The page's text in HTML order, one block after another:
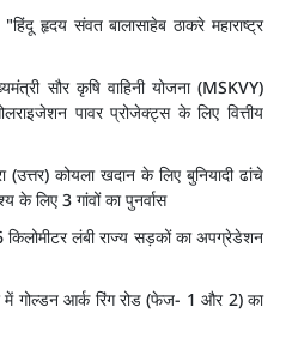
हृदय संवत बालासाहेब ठाकरे महाराष्ट्र
सौर कृषि वाहिनी योजना (MSKVY)
पावर प्रोजेक्ट्स के लिए वित्तीय
कोयला खदान के लिए बुनियादी ढांचे
लिए 3 गांवों का पुनर्वास
किलोमीटर लंबी राज्य सड़कों का अपग्रेडेशन
में गोल्डन आर्क रिंग रोड (फेज- 1 और 2) का